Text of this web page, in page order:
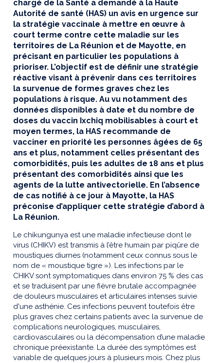
chargé de la Santé a demandé à la Haute
Autorité de santé (HAS) un avis en urgence sur
la stratégie vaccinale à mettre en œuvre à
court terme contre cette maladie sur les
territoires de La Réunion et de Mayotte, en
précisant en particulier les populations à
prioriser. L’objectif est de définir une stratégie
réactive visant à prévenir dans ces territoires
la survenue de formes graves chez les
populations à risque. Au vu notamment des
données disponibles à date et du nombre de
doses du vaccin Ixchiq mobilisables à court et
moyen termes, la HAS recommande de
vacciner en priorité les personnes âgées de 65
ans et plus, notamment celles présentant des
comorbidités, puis les adultes de 18 ans et plus
présentant des comorbidités ainsi que les
agents de la lutte antivectorielle. En l’absence
de cas notifié à ce jour à Mayotte, la HAS
préconise d’appliquer cette stratégie d’abord à
La Réunion.
Le chikungunya est une maladie infectieuse dont le
virus (CHIKV) est transmis à l’être humain par piqûre de
moustiques diurnes (notamment ceux connus sous le
nom de « moustique tigre »). Les infections par le
CHIKV sont symptomatiques dans environ 75 % des cas
et se traduisent par une fièvre brutale accompagnée
de douleurs musculaires et articulaires intenses suivie
d'une asthénie. Ces infections peuvent toutefois être
plus graves chez certains patients avec la survenue de
complications neurologiques, musculaires,
cardiovasculaires ou la décompensation d’une maladie
chronique préexistante. La durée des symptômes est
variable de quelques jours à plusieurs mois. Chez plus